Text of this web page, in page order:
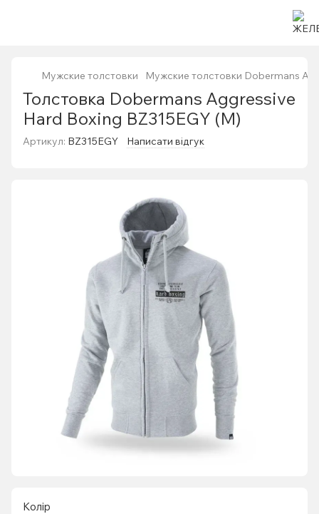
Мужские толстовки Мужские толстовки Dobermans
Толстовка Dobermans Aggressive
Hard Boxing BZ315EGY (M)
Артикул: BZ315EGY Написати відгук
Колір